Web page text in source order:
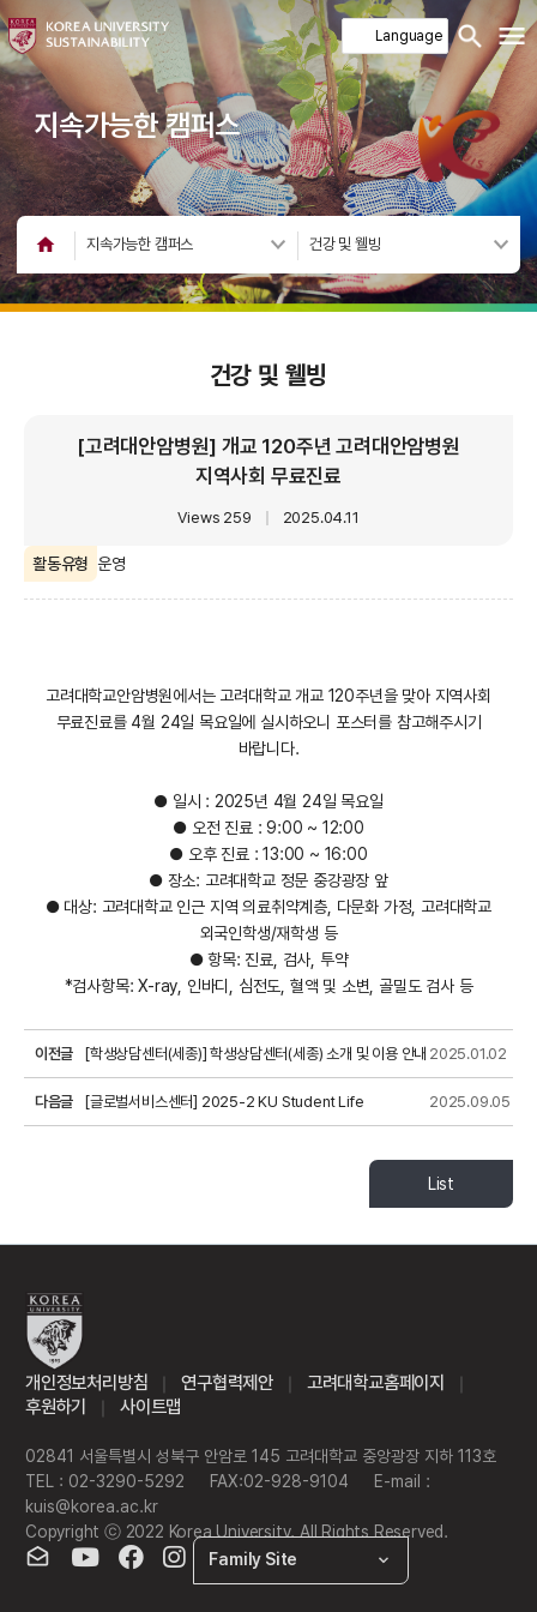
지속가능한 캠퍼스
지속가능한 캠퍼스 건강 및 웰빙
건강 및 웰빙
[고려대안암병원] 개교 120주년 고려대안암병원
지역사회 무료진료
Views 259 2025.04.11
활동유형 운영
고려대학교안암병원에서는 고려대학교 개교 120주년을 맞아 지역사회
무료진료를 4월 24일 목요일에 실시하오니 포스터를 참고해주시기
바랍니다.
● 일시 : 2025년 4월 24일 목요일
● 오전 진료 : 9:00 ~ 12:00
● 오후 진료 : 13:00 ~ 16:00
● 장소: 고려대학교 정문 중강광장 앞
● 대상: 고려대학교 인근 지역 의료취약계층, 다문화 가정, 고려대학교
외국인학생/재학생 등
● 항목: 진료, 검사, 투약
*검사항목: X-ray, 인바디, 심전도, 혈액 및 소변, 골밀도 검사 등
이전글 [학생상담센터(세종)] 학생상담센터(세종) 소개 및 이용 안내 2025.01.02
다음글 [글로벌서비스센터] 2025-2 KU Student Life 2025.09.05
List
개인정보처리방침 연구협력제안 고려대학교홈페이지
후원하기 사이트맵
02841 서울특별시 성북구 안암로 145 고려대학교 중앙광장 지하 113호
TEL : 02-3290-5292
FAX:02-928-9104
E-mail :
kuis@korea.ac.kr
Copyright ⓒ 2022 Korea University. All Rights Reserved.
Family Site